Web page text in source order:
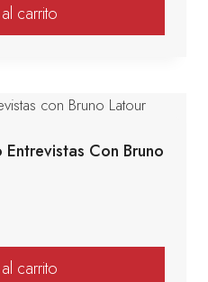
carrito
Con Bruno
carrito